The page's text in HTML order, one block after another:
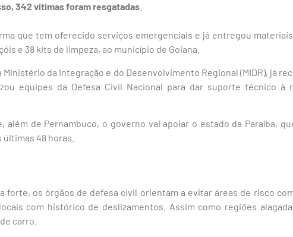
342 vítimas foram resgatadas
que tem oferecido serviços emergenciais e já entregou
e 38 kits de limpeza, ao município de Goiana.
Ministério da Integração e do Desenvolvimento Regional (MIDR), já
equipes da Defesa Civil Nacional para dar suporte técnico à
além de Pernambuco, o governo vai apoiar o estado da Paraíba,
48 horas.
forte, os órgãos de defesa civil orientam a evitar áreas de risco
com histórico de deslizamentos. Assim como regiões
carro.